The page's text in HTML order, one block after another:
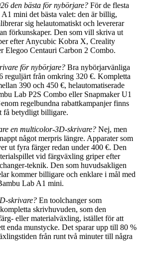
den bästa för nybörjare? För de flesta
mini det bästa valet: den är billig,
sig helautomatiskt och levererar
förkunskaper. Den som vill skriva ut
efter Anycubic Kobra X, Creality
Elegoo Centauri Carbon 2 Combo.
för nybörjare? Bra nybörjarvänliga
reguljärt från omkring 320 €. Kompletta
390 och 450 €, helautomatiserade
Lab P2S Combo eller Snapmaker U1
regelbundna rabattkampanjer finns
få betydligt billigare.
en multicolor-3D-skrivare? Nej, men
något merpris längre. Apparater som
ut fyra färger redan under 400 €. Den
vid färgväxling griper efter
teknik. Den som huvudsakligen
kommer billigare och enklare i mål med
Lab A1 mini.
skrivare? En toolchanger som
skrivhuvuden, som den
eller materialväxling, istället för att
enda munstycke. Det sparar upp till 80 %
från runt två minuter till några